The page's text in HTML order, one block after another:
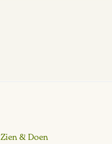
Zien & Doen